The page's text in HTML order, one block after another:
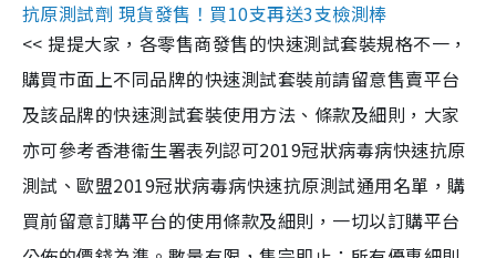
抗原測試劑 現貨發售！買10支再送3支檢測棒
<< 提提大家，各零售商發售的快速測試套裝規格不一，
購買市面上不同品牌的快速測試套裝前請留意售賣平台
及該品牌的快速測試套裝使用方法、條款及細則，大家
亦可參考香港衞生署表列認可2019冠狀病毒病快速抗原
測試、歐盟2019冠狀病毒病快速抗原測試通用名單，購
買前留意訂購平台的使用條款及細則，一切以訂購平台